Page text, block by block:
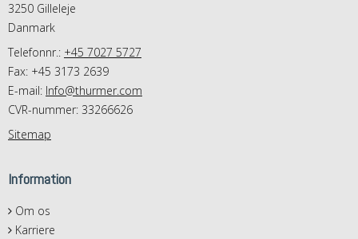
3250 Gilleleje
Danmark
Telefonnr.: +45 7027 5727
Fax: +45 3173 2639
E-mail: Info@thurmer.com
CVR-nummer: 33266626
Sitemap
Information
Om os
Karriere